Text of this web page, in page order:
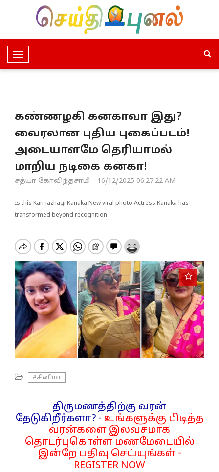
T
o
e
a
v
a
கண்ணழகி கனகாவா இது?
வைரலான புதிய புகைப்படம்!
அடையாளமே தெரியாமல்
மாறிய நடிகை கனகா!
சத்யா கோவிந்தசாமி 16/12/2025 06:27:22 AM
Is this Kannazhagi Kanaka New viral photo Actress Kanaka has
transformed beyond recognition
#சினிமா
திருமணத்திற்கு வரன்
தேடுகிறீர்களா? - உங்களுக்கு பிடித்த
வரன்களை இலவசமாக
தொடர்புகொள்ள மணமேடையில்
இன்றே பதிவு செய்யுங்கள் -
REGISTER NOW